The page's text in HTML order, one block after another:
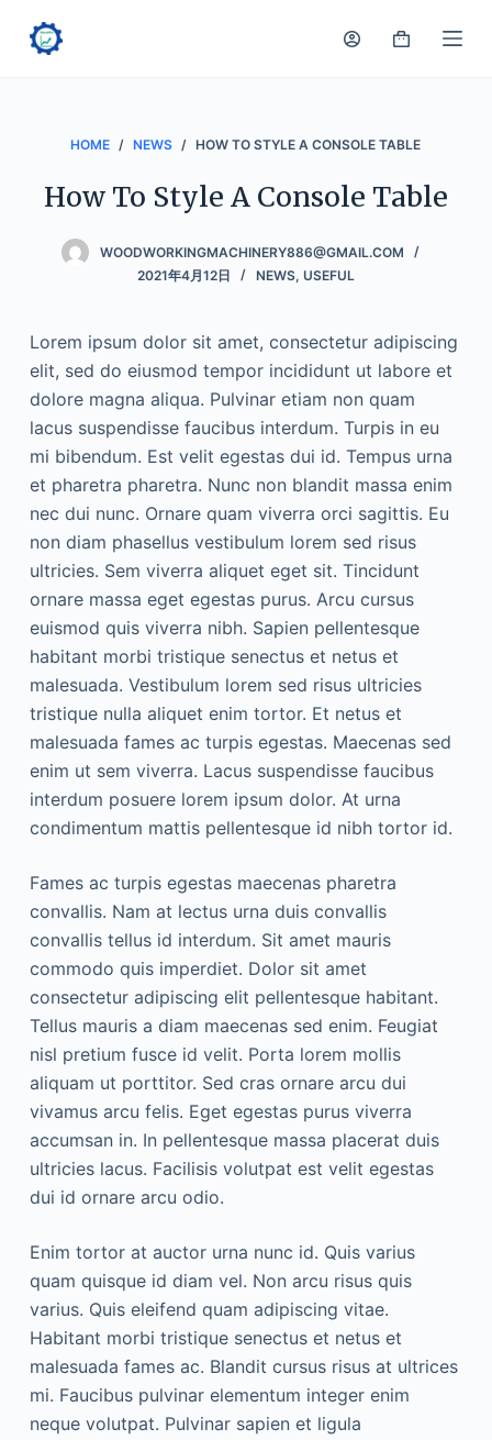
k
n
HOME / NEWS / HOW TO STYLE A CONSOLE TABLE
How To Style A Console Table
WOODWORKINGMACHINERY886@GMAIL.COM
2021年4月12日
NEWS, USEFUL
Lorem ipsum dolor sit amet, consectetur adipiscing
elit, sed do eiusmod tempor incididunt ut labore et
dolore magna aliqua. Pulvinar etiam non quam
lacus suspendisse faucibus interdum. Turpis in eu
mi bibendum. Est velit egestas dui id. Tempus urna
et pharetra pharetra. Nunc non blandit massa enim
nec dui nunc. Ornare quam viverra orci sagittis. Eu
non diam phasellus vestibulum lorem sed risus
ultricies. Sem viverra aliquet eget sit. Tincidunt
ornare massa eget egestas purus. Arcu cursus
euismod quis viverra nibh. Sapien pellentesque
habitant morbi tristique senectus et netus et
malesuada. Vestibulum lorem sed risus ultricies
tristique nulla aliquet enim tortor. Et netus et
malesuada fames ac turpis egestas. Maecenas sed
enim ut sem viverra. Lacus suspendisse faucibus
interdum posuere lorem ipsum dolor. At urna
condimentum mattis pellentesque id nibh tortor id.
Fames ac turpis egestas maecenas pharetra
convallis. Nam at lectus urna duis convallis
convallis tellus id interdum. Sit amet mauris
commodo quis imperdiet. Dolor sit amet
consectetur adipiscing elit pellentesque habitant.
Tellus mauris a diam maecenas sed enim. Feugiat
nisl pretium fusce id velit. Porta lorem mollis
aliquam ut porttitor. Sed cras ornare arcu dui
vivamus arcu felis. Eget egestas purus viverra
accumsan in. In pellentesque massa placerat duis
ultricies lacus. Facilisis volutpat est velit egestas
dui id ornare arcu odio.
Enim tortor at auctor urna nunc id. Quis varius
quam quisque id diam vel. Non arcu risus quis
varius. Quis eleifend quam adipiscing vitae.
Habitant morbi tristique senectus et netus et
malesuada fames ac. Blandit cursus risus at ultrices
mi. Faucibus pulvinar elementum integer enim
neque volutpat. Pulvinar sapien et ligula